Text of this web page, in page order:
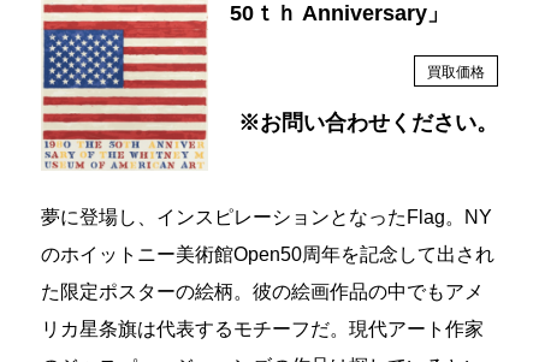
50ｔｈ Anniversary」
買取価格
※お問い合わせください。
夢に登場し、インスピレーションとなったFlag。NY
のホイットニー美術館Open50周年を記念して出され
た限定ポスターの絵柄。彼の絵画作品の中でもアメ
リカ星条旗は代表するモチーフだ。現代アート作家